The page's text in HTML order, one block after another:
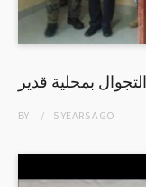
بمحلية قدير
BY 5 YEARSAGO